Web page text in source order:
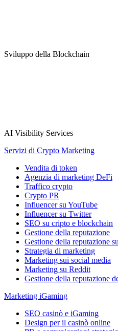
Sviluppo della Blockchain
AI Visibility Services
Servizi di Crypto Marketing
Vendita di token
Agenzia di marketing DeFi
Traffico crypto
Crypto PR
Influencer su YouTube
Influencer su Twitter
SEO su cripto e blockchain
Gestione della reputazione
Gestione della reputazione
Strategia di marketing
Marketing sui social media
Marketing su Reddit
Gestione della reputazione
Marketing iGaming
SEO casinò e iGaming
Design per il casinò online